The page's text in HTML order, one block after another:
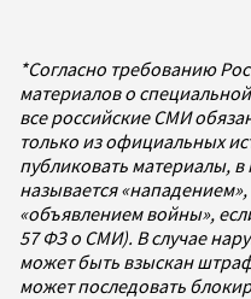
*Согласно требованию
материалов о
все российские СМИ
только из официальных
публиковать материалы,
называется
«объявлением войны»,
57 ФЗ о СМИ). В случае
может быть взыскан
может последовать